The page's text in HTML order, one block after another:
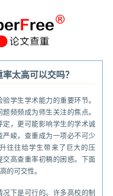
太高可以交吗？
学生学术能力的重要环节。
题频频成为师生关注的焦点。
，更可能影响学生的学术诚
峻，查重成为一项必不可少
往往给学生带来了巨大的压
高查重率初稿的困惑。下面
的可交性。
下是可行的。许多高校的制